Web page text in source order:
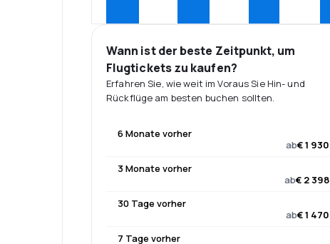
Wann ist der beste Zeitpunkt, um
Flugtickets zu kaufen?
Erfahren Sie, wie weit im Voraus Sie Hin- und
Rückflüge am besten buchen sollten.
6 Monate vorher
ab€ 1 930
3 Monate vorher
ab€ 2 398
30 Tage vorher
ab€ 1 470
7 Tage vorher